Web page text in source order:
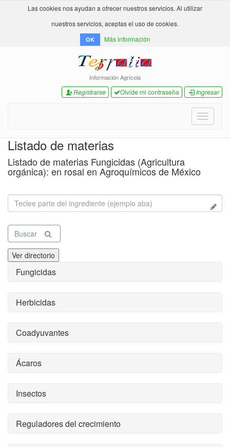
Las cookies nos ayudan a ofrecer nuestros servicios. Al utilizar
nuestros servicios, aceptas el uso de cookies.
OK Más información
Información Agrícola
Registrarse Olvide mi contraseña Ingresar
Toggle
Listado de materias
Listado de materias Fungicidas (Agricultura
orgánica): en rosal en Agroquímicos de México
Buscar
Ver directorio
Fungicidas
Herbicidas
Coadyuvantes
Ácaros
Insectos
Reguladores del crecimiento